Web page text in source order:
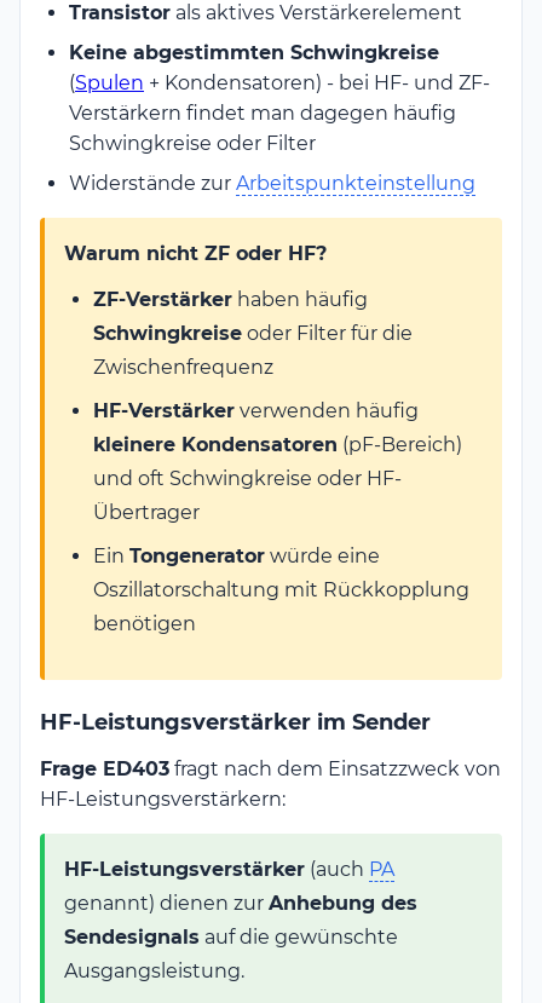
Transistor als aktives Verstärkerelement
Keine abgestimmten Schwingkreise
(Spulen + Kondensatoren) - bei HF- und ZF-
Verstärkern findet man dagegen häufig
Schwingkreise oder Filter
Widerstände zur Arbeitspunkteinstellung
Warum nicht ZF oder HF?
ZF-Verstärker haben häufig
Schwingkreise oder Filter für die
Zwischenfrequenz
HF-Verstärker verwenden häufig
kleinere Kondensatoren (pF-Bereich)
und oft Schwingkreise oder HF-
Übertrager
Ein Tongenerator würde eine
Oszillatorschaltung mit Rückkopplung
benötigen
HF-Leistungsverstärker im Sender
Frage ED403 fragt nach dem Einsatzzweck von
HF-Leistungsverstärkern:
HF-Leistungsverstärker (auch PA
genannt) dienen zur Anhebung des
Sendesignals auf die gewünschte
Ausgangsleistung.